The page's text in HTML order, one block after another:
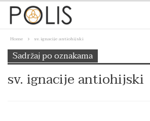
Home sv. ignacije antiohijski
Sadržaj po oznakama
sv. ignacije antiohijski